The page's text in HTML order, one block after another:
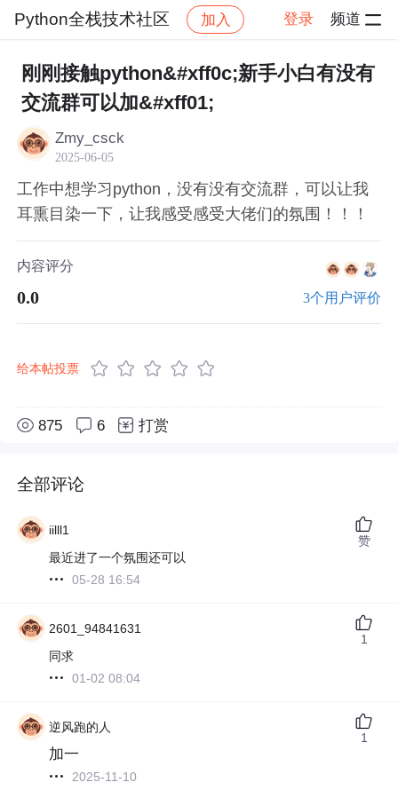
Python全栈技术社区 加入 登录 频道
社区 Python全栈技术社区 PyCon China 2024
刚刚接触python&#xff0c;新手小白有没有
交流群可以加&#xff01;
Zmy_csck
2025-06-05
工作中想学习python，没有没有交流群，可以让我
耳熏目染一下，让我感受感受大佬们的氛围！！！
内容评分
0.0 3个用户评价
给本帖投票
875 6 打赏
全部评论
iilll1
最近进了一个氛围还可以
05-28 16:54
赞
2601_94841631
同求
01-02 08:04
1
逆风跑的人
加一
2025-11-10
1